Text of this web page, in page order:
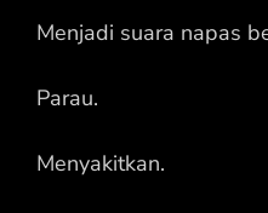
Menjadi suara napas
Parau.
Menyakitkan.